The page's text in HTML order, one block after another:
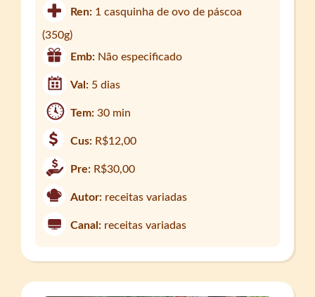
Ren: 1 casquinha de ovo de páscoa
(350g)
Emb: Não especificado
Val: 5 dias
Tem:30 min
Cus: R$12,00
Pre: R$30,00
Autor: receitas variadas
Canal: receitas variadas